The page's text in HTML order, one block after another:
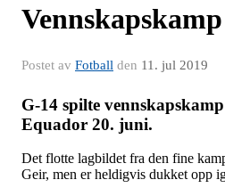
Postet av Fotball den 11. jul 2019
G-14 spilte
Equador 20. juni.
Det flotte lagbildet fra den fine
Geir, men er heldigvis dukket opp